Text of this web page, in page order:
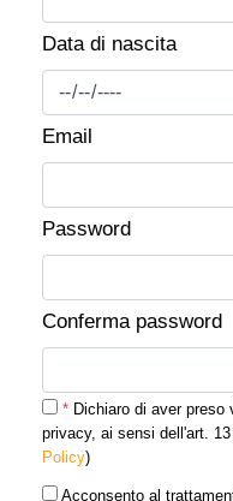
Data di nascita
Email
Password
Conferma password
* Dichiaro di aver
privacy, ai sensi dell'art.
Policy)
Acconsento al